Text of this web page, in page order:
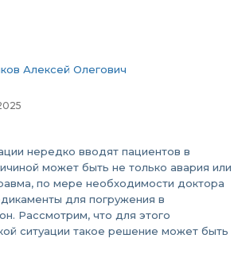
Алексей Олегович
нередко вводят пациентов в
может быть не только авария или
по мере необходимости доктора
для погружения в
Рассмотрим, что для этого
ситуации такое решение может быть